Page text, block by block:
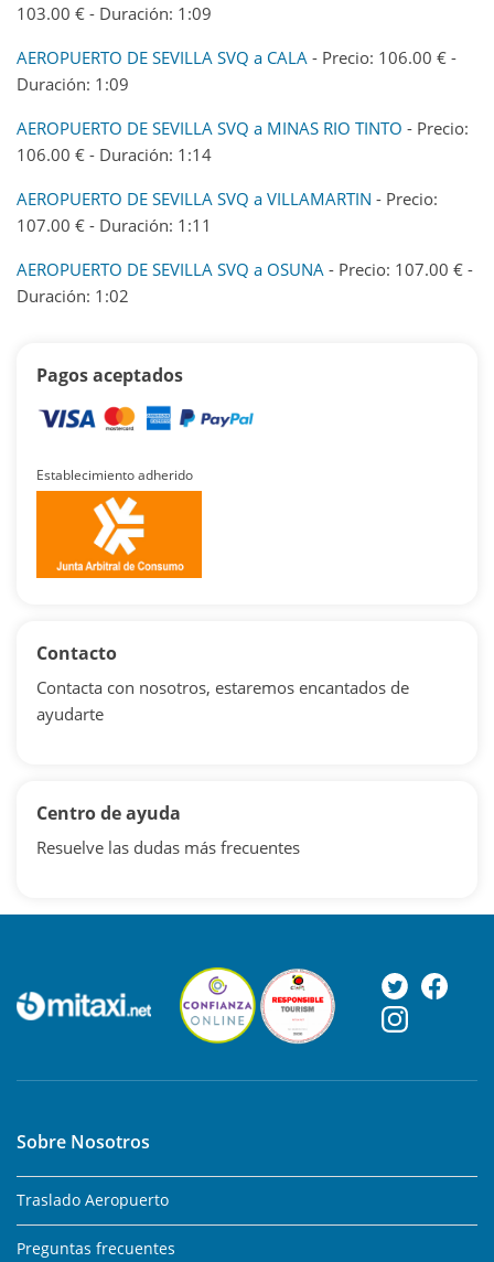
103.00 € - Duración: 1:09
AEROPUERTO DE SEVILLA SVQ a CALA - Precio: 106.00 € -
Duración: 1:09
AEROPUERTO DE SEVILLA SVQ a MINAS RIO TINTO - Precio:
106.00 € - Duración: 1:14
AEROPUERTO DE SEVILLA SVQ a VILLAMARTIN - Precio:
107.00 € - Duración: 1:11
AEROPUERTO DE SEVILLA SVQ a OSUNA - Precio: 107.00 € -
Duración: 1:02
Pagos aceptados
Establecimiento adherido
Contacto
Contacta con nosotros, estaremos encantados de
ayudarte
Centro de ayuda
Resuelve las dudas más frecuentes
Sobre Nosotros
Traslado Aeropuerto
Preguntas frecuentes